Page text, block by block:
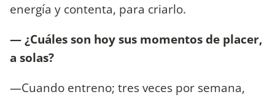
energía y contenta, para criarlo.
— ¿Cuáles son hoy sus momentos de placer,
a solas?
—Cuando entreno; tres veces por semana,